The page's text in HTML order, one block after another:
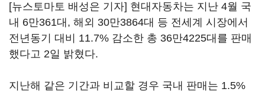
[뉴스토마토 배성은 기자] 현대자동차는 지난 4월 국
내 6만361대, 해외 30만3864대 등 전세계 시장에서
전년동기 대비 11.7% 감소한 총 36만4225대를 판매
했다고 2일 밝혔다.
지난해 같은 기간과 비교할 경우 국내 판매는 1.5%